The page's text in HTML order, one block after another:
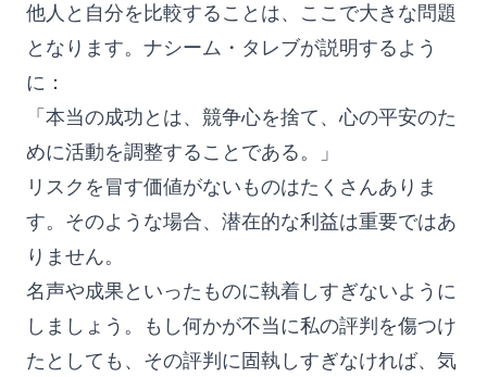
他人と自分を比較することは、ここで大きな問題
となります。ナシーム・タレブが説明するよう
に：
「本当の成功とは、競争心を捨て、心の平安のた
めに活動を調整することである。」
リスクを冒す価値がないものはたくさんありま
す。そのような場合、潜在的な利益は重要ではあ
りません。
名声や成果といったものに執着しすぎないように
しましょう。もし何かが不当に私の評判を傷つけ
たとしても、その評判に固執しすぎなければ、気